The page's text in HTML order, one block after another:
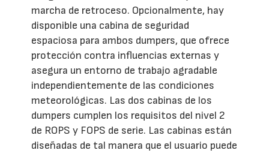
marcha de retroceso. Opcionalmente, hay
disponible una cabina de seguridad
espaciosa para ambos dumpers, que ofrece
protección contra influencias externas y
asegura un entorno de trabajo agradable
independientemente de las condiciones
meteorológicas. Las dos cabinas de los
dumpers cumplen los requisitos del nivel 2
de ROPS y FOPS de serie. Las cabinas están
diseñadas de tal manera que el usuario puede